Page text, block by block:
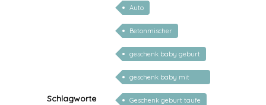
Schlagworte
Auto
Betonmischer
geschenk baby geburt
geschenk baby mit
namen
Geschenk geburt taufe